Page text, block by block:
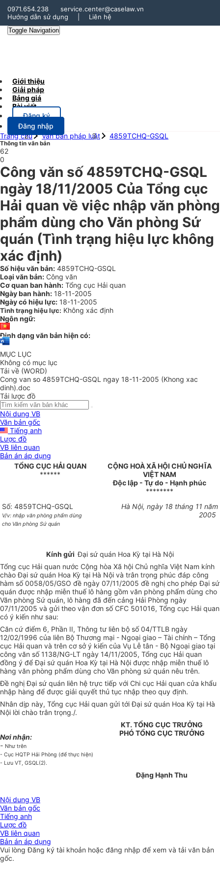
0971.654.238
service.center@caselaw.vn
Hướng dẫn sử dụng
Liên hệ
Toggle Navigation
Giới thiệu
Giải pháp
Bảng giá
Bài viết
Đăng ký
Đăng nhập
Trang chủ
Văn bản pháp luật 4859TCHQ-GSQL
Thông tin văn bản
62
0
Công văn số 4859TCHQ-GSQL
ngày 18/11/2005 Của Tổng cục
Hải quan về việc nhập văn phòng
phẩm dùng cho Văn phòng Sứ
quán (Tình trạng hiệu lực không
xác định)
Số hiệu văn bản: 4859TCHQ-GSQL
Loại văn bản: Công văn
Cơ quan ban hành: Tổng cục Hải quan
Ngày ban hành: 18-11-2005
Ngày có hiệu lực: 18-11-2005
Tình trạng hiệu lực: Không xác định
Ngôn ngữ:
Định dạng văn bản hiện có:
MỤC LỤC
Không có mục lục
Tải về (WORD)
Cong van so 4859TCHQ-GSQL ngay 18-11-2005 (Khong xac
dinh).doc
Tải lược đồ
Nội dung VB
Văn bản gốc
Tiếng anh
Lược đồ
VB liên quan
Bản án áp dụng
TỔNG CỤC HẢI QUAN
******
CỘNG HOÀ XÃ HỘI CHỦ NGHĨA
VIỆT NAM
Độc lập - Tự do - Hạnh phúc
********
Số: 4859TCHQ-GSQL
V/v: nhập văn phòng phẩm dùng
cho Văn phòng Sứ quán
Hà Nội, ngày 18 tháng 11 năm
2005
Kính gửiĐại sứ quán Hoa Kỳ tại Hà Nội
Tổng cục Hải quan nước Cộng hòa Xã hội Chủ nghĩa Việt Nam kính
chào Đại sứ quán Hoa Kỳ tại Hà Nội và trân trọng phúc đáp công
hàm số 0058/05/GSO đề ngày 07/11/2005 đề nghị cho phép Đại sứ
quán được nhập miễn thuế lô hàng gồm văn phòng phẩm dùng cho
Văn phòng Sứ quán, lô hàng đã đến cảng Hải Phòng ngày
07/11/2005 và gửi theo vận đơn số CFC 501016, Tổng cục Hải quan
có ý kiến như sau:
Căn cứ điểm 6, Phần II, Thông tư liên bộ số 04/TTLB ngày
12/02/1996 của liên Bộ Thương mại - Ngoại giao – Tài chính – Tổng
cục Hải quan và trên cơ sở ý kiến của Vụ Lễ tân - Bộ Ngoại giao tại
công văn số 1138/NG-LT ngày 14/11/2005, Tổng cục Hải quan
đồng ý để Đại sứ quán Hoa Kỳ tại Hà Nội được nhập miễn thuế lô
hàng văn phòng phẩm dùng cho Văn phòng sứ quán nêu trên.
Đề nghị Đại sứ quán liên hệ trực tiếp với Chi cục Hải quan cửa khẩu
nhập hàng để được giải quyết thủ tục nhập theo quy định.
Nhân dịp này, Tổng cục Hải quan gửi tới Đại sứ quán Hoa Kỳ tại Hà
Nội lời chào trân trọng./.
Nơi nhận:
- Như trên
- Cục HQTP Hải Phòng (để thực hiện)
- Lưu VT, GSQL(2).
KT. TỔNG CỤC TRƯỞNG
PHÓ TỔNG CỤC TRƯỞNG
Đặng Hạnh Thu
Nội dung VB
Văn bản gốc
Tiếng anh
Lược đồ
VB liên quan
Bản án áp dụng
Vui lòngĐăng ký tài khoản hoặc đăng nhập để xem và tải văn bản
gốc.